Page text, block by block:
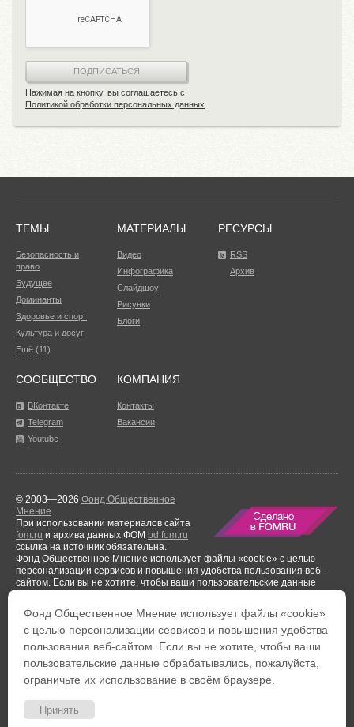
ПОДПИСАТЬСЯ
Нажимая на кнопку, вы соглашаетесь с
Политикой обработки персональных данных
ТЕМЫ
Безопасность и
право
Будущее
Доминанты
Здоровье и спорт
Культура и досуг
Ещё (11)
МАТЕРИАЛЫ
Видео
Инфографика
Слайдшоу
Рисунки
Блоги
РЕСУРСЫ
RSS
Архив
СООБЩЕСТВО
ВКонтакте
Telegram
Youtube
КОМПАНИЯ
Контакты
Вакансии
© 2003—2026 Фонд Общественное
Мнение
При использовании материалов сайта
fom.ru и архива данных ФОМ bd.fom.ru
ссылка на источник обязательна.
Фонд Общественное Мнение использует файлы «cookie» с целью
персонализации сервисов и повышения удобства пользования веб-
сайтом. Если вы не хотите, чтобы ваши пользовательские данные
Результаты аудиторской проверкиза период с 1 января по 31 декабря
2021 года.
Тел. +7 (495) 653-82-32
Тел. 8 (800) 444-53-24
Факс: +7 (495) 653-82-02
Обратная связь
конфиденциальности
Фонд Общественное Мнение использует файлы «cookie»
с целью персонализации сервисов и повышения удобства
пользования веб-сайтом. Если вы не хотите, чтобы ваши
пользовательские данные обрабатывались, пожалуйста,
ограничьте их использование в своём браузере.
Принять